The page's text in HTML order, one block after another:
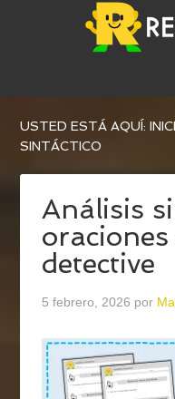
USTED ESTÁ AQUÍ:
SINTÁCTICO
Análisis
detective
5 febrero, 2026 por